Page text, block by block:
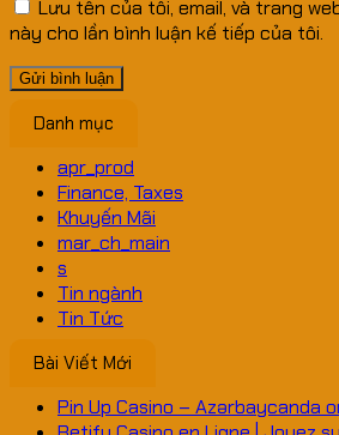
Lưu tên của tôi, email, và trang
này cho lần bình luận kế tiếp của tôi.
Danh mục
apr_prod
Finance, Taxes
Khuyến Mãi
mar_ch_main
s
Tin ngành
Tin Tức
Bài Viết Mới
Pin Up Casino – Azərbaycanda